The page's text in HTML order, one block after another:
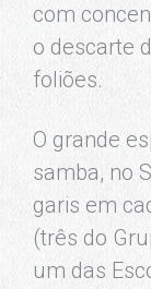
com
o descarte
foliões.
O grande
samba, no
garis em
(três do
um das